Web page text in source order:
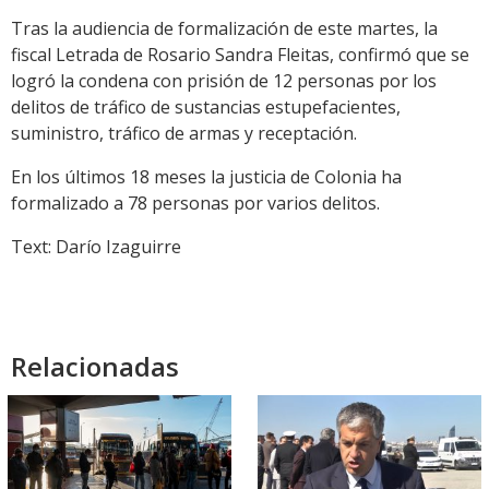
Tras la audiencia de formalización de este martes, la
fiscal Letrada de Rosario Sandra Fleitas, confirmó que se
logró la condena con prisión de 12 personas por los
delitos de tráfico de sustancias estupefacientes,
suministro, tráfico de armas y receptación.
En los últimos 18 meses la justicia de Colonia ha
formalizado a 78 personas por varios delitos.
Text: Darío Izaguirre
Relacionadas